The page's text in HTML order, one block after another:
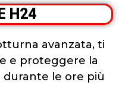
H24
avanzata, ti
e proteggere la
durante le ore più